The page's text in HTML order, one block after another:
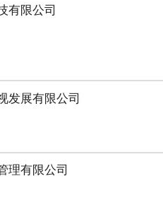
有限公司
发展有限公司
理有限公司